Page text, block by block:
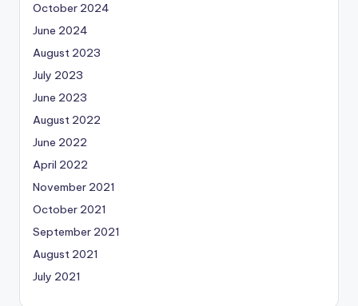
October 2024
June 2024
August 2023
July 2023
June 2023
August 2022
June 2022
April 2022
November 2021
October 2021
September 2021
August 2021
July 2021